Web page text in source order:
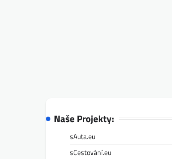
Naše Projekty:
sAuta.eu
sCestování.eu